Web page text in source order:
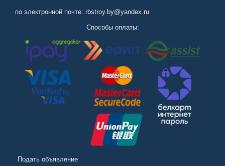
по электронной почте: rbstroy.by@yandex.ru
Способы оплаты:
Подать объявление